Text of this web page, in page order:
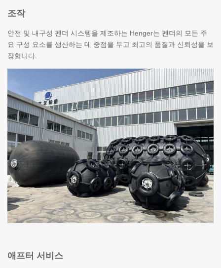
조작
안전 및 내구성 펜더 시스템을 제조하는 Henger는 펜더의 모든 주
요 구성 요소를 생산하는 데 중점을 두고 최고의 품질과 신뢰성을 보
장합니다.
애프터 서비스